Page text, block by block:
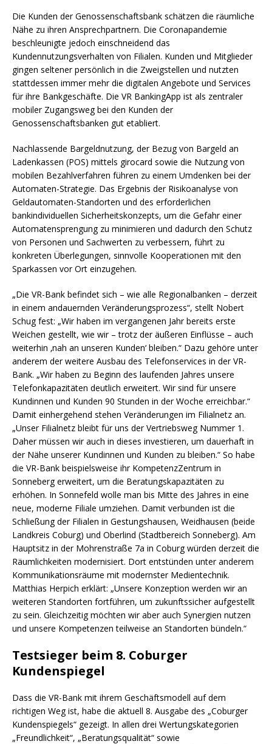
Die Kunden der Genossenschaftsbank schätzen die räumliche
Nähe zu ihren Ansprechpartnern. Die Coronapandemie
beschleunigte jedoch einschneidend das
Kundennutzungsverhalten von Filialen. Kunden und Mitglieder
gingen seltener persönlich in die Zweigstellen und nutzten
stattdessen immer mehr die digitalen Angebote und Services
für ihre Bankgeschäfte. Die VR BankingApp ist als zentraler
mobiler Zugangsweg bei den Kunden der
Genossenschaftsbanken gut etabliert.
Nachlassende Bargeldnutzung, der Bezug von Bargeld an
Ladenkassen (POS) mittels girocard sowie die Nutzung von
mobilen Bezahlverfahren führen zu einem Umdenken bei der
Automaten-Strategie. Das Ergebnis der Risikoanalyse von
Geldautomaten-Standorten und des erforderlichen
bankindividuellen Sicherheitskonzepts, um die Gefahr einer
Automatensprengung zu minimieren und dadurch den Schutz
von Personen und Sachwerten zu verbessern, führt zu
konkreten Überlegungen, sinnvolle Kooperationen mit den
Sparkassen vor Ort einzugehen.
„Die VR-Bank befindet sich – wie alle Regionalbanken – derzeit
in einem andauernden Veränderungsprozess“, stellt Nobert
Schug fest: „Wir haben im vergangenen Jahr bereits erste
Weichen gestellt, wie wir – trotz der äußeren Einflüsse – auch
weiterhin ‚nah an unseren Kunden‘ bleiben.“ Dazu gehöre unter
anderem der weitere Ausbau des Telefonservices in der VR-
Bank. „Wir haben zu Beginn des laufenden Jahres unsere
Telefonkapazitäten deutlich erweitert. Wir sind für unsere
Kundinnen und Kunden 90 Stunden in der Woche erreichbar.“
Damit einhergehend stehen Veränderungen im Filialnetz an.
„Unser Filialnetz bleibt für uns der Vertriebsweg Nummer 1.
Daher müssen wir auch in dieses investieren, um dauerhaft in
der Nähe unserer Kundinnen und Kunden zu bleiben.“ So habe
die VR-Bank beispielsweise ihr KompetenzZentrum in
Sonneberg erweitert, um die Beratungskapazitäten zu
erhöhen. In Sonnefeld wolle man bis Mitte des Jahres in eine
neue, moderne Filiale umziehen. Damit verbunden ist die
Schließung der Filialen in Gestungshausen, Weidhausen (beide
Landkreis Coburg) und Oberlind (Stadtbereich Sonneberg). Am
Hauptsitz in der Mohrenstraße 7a in Coburg würden derzeit die
Räumlichkeiten modernisiert. Dort entstünden unter anderem
Kommunikationsräume mit modernster Medientechnik.
Matthias Herpich erklärt: „Unsere Konzeption werden wir an
weiteren Standorten fortführen, um zukunftssicher aufgestellt
zu sein. Gleichzeitig möchten wir aber auch Synergien nutzen
und unsere Kompetenzen teilweise an Standorten bündeln.“
Testsieger beim 8. Coburger
Kundenspiegel
Dass die VR-Bank mit ihrem Geschäftsmodell auf dem
richtigen Weg ist, habe die aktuell 8. Ausgabe des „Coburger
Kundenspiegels“ gezeigt. In allen drei Wertungskategorien
„Freundlichkeit“, „Beratungsqualität“ sowie